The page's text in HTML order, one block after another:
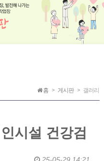
홈 게시판 갤러리
시설 건강검
25-05-29 14:21